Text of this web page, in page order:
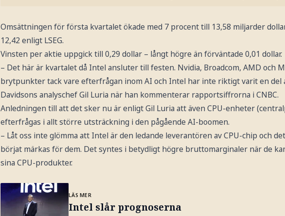
Omsättningen för första kvartalet ökade med 7 procent till 13,58 miljarder
12,42 enligt LSEG.
Vinsten per aktie uppgick till 0,29 dollar – långt högre än förväntade 0,01 dollar.
– Det här är kvartalet då Intel ansluter till festen. Nvidia, Broadcom, AMD och
brytpunkter tack vare efterfrågan inom AI och Intel har inte riktigt varit en del
Davidsons analyschef Gil Luria när han kommenterar rapportsiffrorna i CNBC.
Anledningen till att det sker nu är enligt Gil Luria att även CPU-enheter
efterfrågas i allt större utsträckning i den pågående AI-boomen.
– Låt oss inte glömma att Intel är den ledande leverantören av CPU-chip och
börjat märkas för dem. Det syntes i betydligt högre bruttomarginaler när de
sina CPU-produkter.
LÄS MER
Intel slår prognoserna